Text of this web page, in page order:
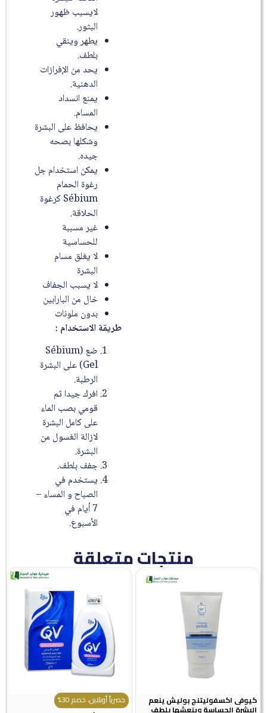
لايسبب ظهور
البثور.
يطهر وينقي
بلطف.
يحد من الإفرازات
الدهنية.
يمنع انسداد
المسام.
يحافظ على البشرة
وشكلها بصحه
جيده.
يمكن استخدام جل
رغوة الحمام
Sébium كرغوة
الحلاقة.
غير مسببة
للحساسية
لا يغلق مسام
البشرة
لا يسبب الجفاف
خال من البارابين
بدون ملونات
طريقة الاستخدام :
ضع (Sébium
Gel) على البشرة
الرطبة.
افرك جيدا ثم
قومي بصب الماء
على كامل البشرة
لازالة الغسول من
البشرة.
جفف بلطف.
يستخدم في
الصباح و المساء –
7 أيام في
الأسبوع.
منتجات متعلقة
كيوفى اكسفوليتنج بوليش ينعم
البشرة الحساسة وينعشها بلطف
حصرياً أونلاين، خصم 30%